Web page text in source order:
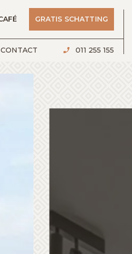
CONTACT 011 255 155
GRATIS SCHATTING